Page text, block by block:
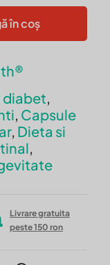
în coș
diabet,
, Capsule
, Dieta si
,
Livrare gratuita
peste 150 ron